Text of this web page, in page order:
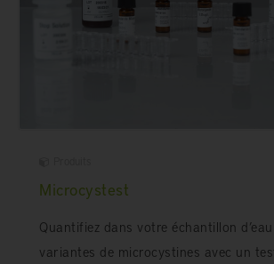
Microcystest
Quantifiez dans votre échantillon
variantes de microcystines avec un